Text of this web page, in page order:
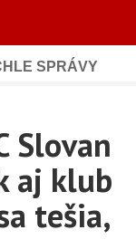
SPRÁVY
Slovan
aj klub
tešia,